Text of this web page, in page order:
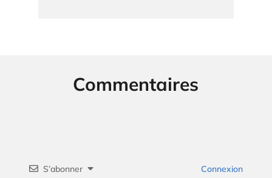
Commentaires
S’abonner Connexion